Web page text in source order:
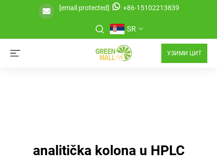
[email protected] +86-15102213839
SR
УЗИМИ ЦИТ
analitička kolona u HPLC